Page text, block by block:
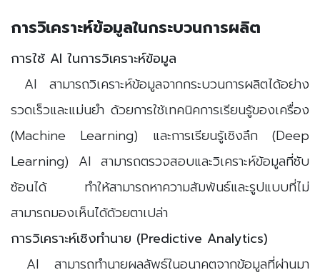
การวิเคราะห์ข้อมูลในกระบวนการผลิต
การใช้ AI ในการวิเคราะห์ข้อมูล
AI สามารถวิเคราะห์ข้อมูลจากกระบวนการผลิตได้อย่าง
รวดเร็วและแม่นยำ ด้วยการใช้เทคนิคการเรียนรู้ของเครื่อง
(Machine Learning) และการเรียนรู้เชิงลึก (Deep
Learning) AI สามารถตรวจสอบและวิเคราะห์ข้อมูลที่ซับ
ซ้อนได้ ทำให้สามารถหาความสัมพันธ์และรูปแบบที่ไม่
สามารถมองเห็นได้ด้วยตาเปล่า
การวิเคราะห์เชิงทำนาย (Predictive Analytics)
AI สามารถทำนายผลลัพธ์ในอนาคตจากข้อมูลที่ผ่านมา